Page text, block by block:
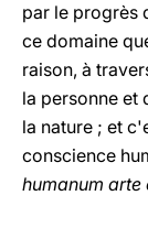
par le progrès
ce domaine
raison, à
la personne et
la nature ; et
conscience
humanum